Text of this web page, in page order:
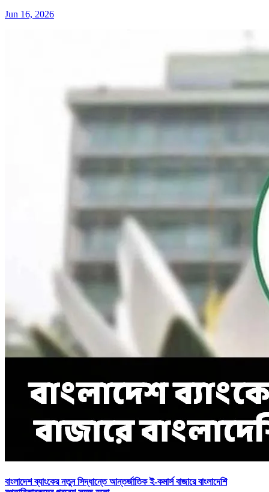
Jun 16, 2026
বাংলাদেশ ব্যাংকের নতুন সিদ্ধান্তে আন্তর্জাতিক ই-কমার্স বাজারে বাংলাদেশি